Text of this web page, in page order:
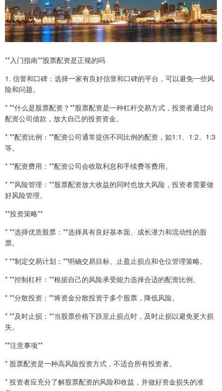
**入门指南**股票配资是正规的吗
1. 信誉和口碑：选择一家有良好信誉和口碑的平台，可以避免一些风
险和问题。
* **什么是股票配资？**股票配资是一种杠杆交易方式，投资者通过向
配资公司借款，放大自己的投资资金。
* **配资比例：**配资公司通常提供不同比例的配资，如1:1、1:2、1:3
等。
* **配资费用：**配资公司会收取利息和手续费等费用。
* **风险管理：**股票配资放大收益的同时也放大风险，投资者需要做
好风险管理。
**投资策略**
* **选择优质股票：**选择具有良好基本面、成长潜力和流动性的股
票。
* **制定交易计划：**明确交易目标、止盈止损点和仓位管理策略。
* **控制杠杆：**根据自己的风险承受能力选择合适的配资比例。
* **分散投资：**将资金分散投资于多个股票，降低风险。
* **及时止损：**当股票价格下跌至止损点时，及时止损以避免更大损
失。
**注意事项**
* 股票配资是一种高风险投资方式，不适合所有投资者。
* 投资者应充分了解股票配资的风险和收益，并做好资金损失的准